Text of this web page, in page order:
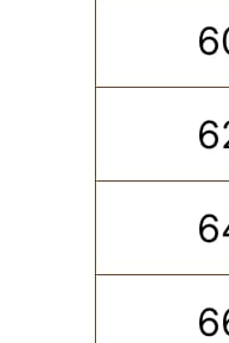
ОБМЕН И ВОЗВРАТ
ПОКУПАТЕЛЮ